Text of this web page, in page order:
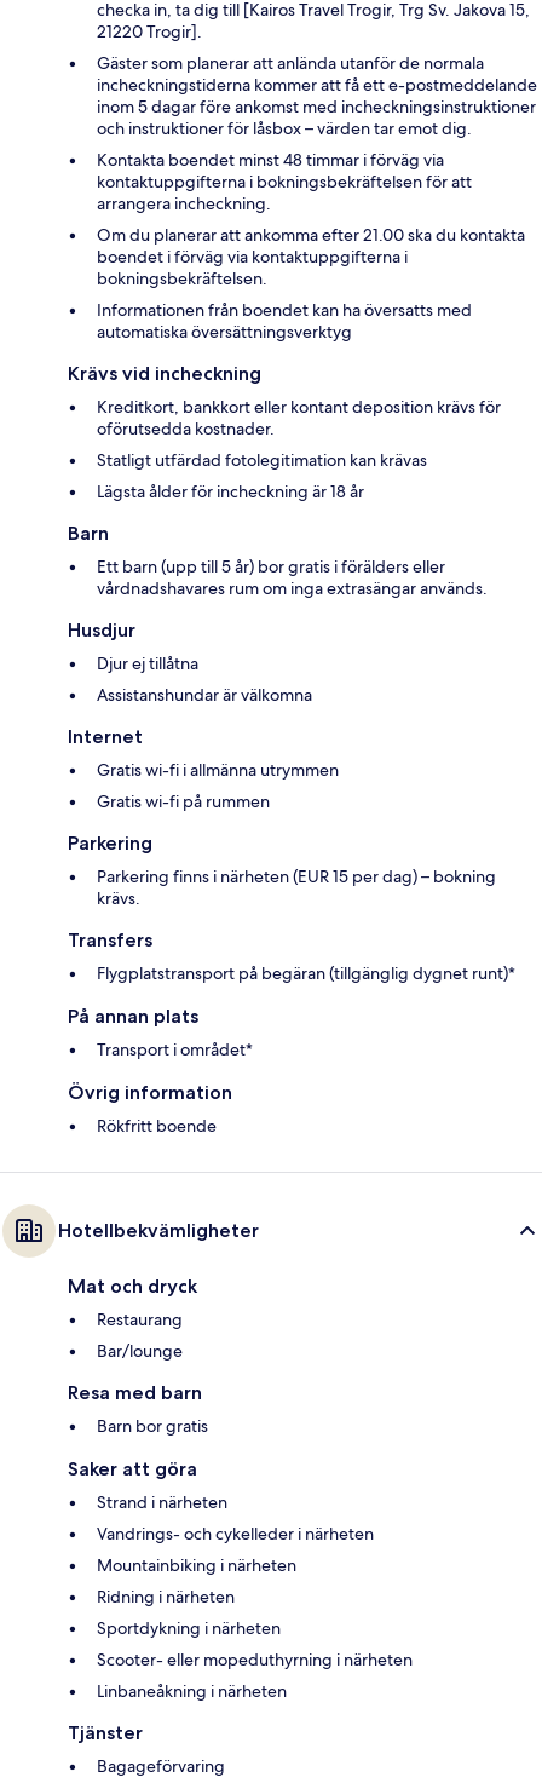
checka in, ta dig till [Kairos Travel Trogir, Trg Sv. Jakova 15,
21220 Trogir].
Gäster som planerar att anlända utanför de normala
incheckningstiderna kommer att få ett e-postmeddelande
inom 5 dagar före ankomst med incheckningsinstruktioner
och instruktioner för låsbox – värden tar emot dig.
Kontakta boendet minst 48 timmar i förväg via
kontaktuppgifterna i bokningsbekräftelsen för att
arrangera incheckning.
Om du planerar att ankomma efter 21.00 ska du kontakta
boendet i förväg via kontaktuppgifterna i
bokningsbekräftelsen.
Informationen från boendet kan ha översatts med
automatiska översättningsverktyg
Krävs vid incheckning
Kreditkort, bankkort eller kontant deposition krävs för
oförutsedda kostnader.
Statligt utfärdad fotolegitimation kan krävas
Lägsta ålder för incheckning är 18 år
Barn
Ett barn (upp till 5 år) bor gratis i förälders eller
vårdnadshavares rum om inga extrasängar används.
Husdjur
Djur ej tillåtna
Assistanshundar är välkomna
Internet
Gratis wi-fi i allmänna utrymmen
Gratis wi-fi på rummen
Parkering
Parkering finns i närheten (EUR 15 per dag) – bokning
krävs.
Transfers
Flygplatstransport på begäran (tillgänglig dygnet runt)*
På annan plats
Transport i området*
Övrig information
Rökfritt boende
Hotellbekvämligheter
Mat och dryck
Restaurang
Bar/lounge
Resa med barn
Barn bor gratis
Saker att göra
Strand i närheten
Vandrings- och cykelleder i närheten
Mountainbiking i närheten
Ridning i närheten
Sportdykning i närheten
Scooter- eller mopeduthyrning i närheten
Linbaneåkning i närheten
Tjänster
Bagageförvaring